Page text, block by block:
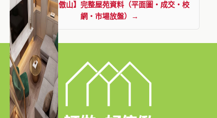
查看【柏傲山】完整屋苑資料（平面圖・成交・校
網・市場放盤）→